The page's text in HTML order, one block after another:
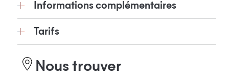
Informations complémentaires
Tarifs
Nous trouver